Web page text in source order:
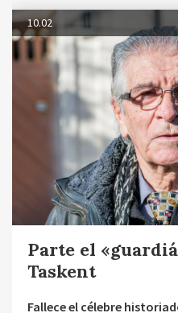
10.02
Parte el
Taskent
Fallece el célebre